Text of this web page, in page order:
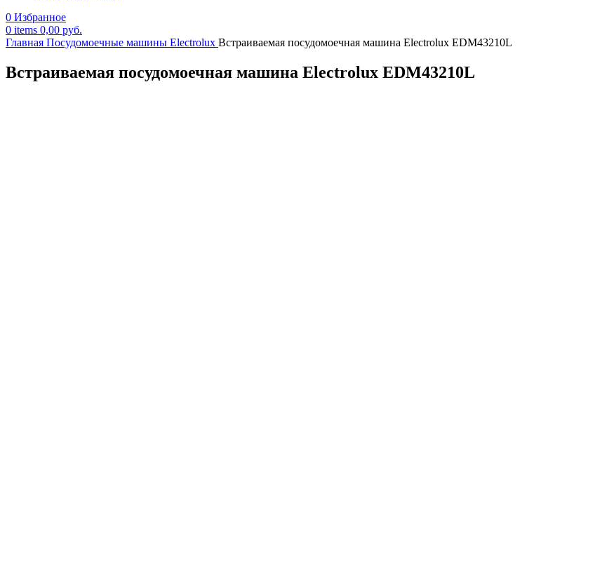
0 Избранное
0 items 0,00 руб.
Главная Посудомоечные машины Electrolux Встраиваемая посудомоечная машина Electrolux EDM43210L
Встраиваемая посудомоечная машина Electrolux EDM43210L